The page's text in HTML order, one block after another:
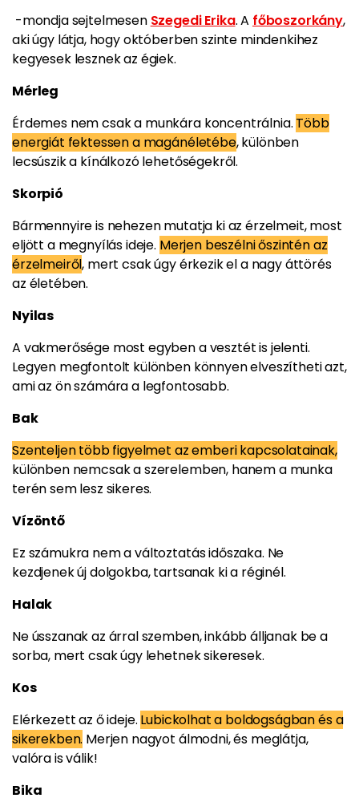
-mondja sejtelmesen Szegedi Erika. A főboszorkány,
aki úgy látja, hogy októberben szinte mindenkihez
kegyesek lesznek az égiek.
Mérleg
Érdemes nem csak a munkára koncentrálnia. Több
energiát fektessen a magánéletébe, különben
lecsúszik a kínálkozó lehetőségekről.
Skorpió
Bármennyire is nehezen mutatja ki az érzelmeit, most
eljött a megnyílás ideje. Merjen beszélni őszintén az
érzelmeiről, mert csak úgy érkezik el a nagy áttörés
az életében.
Nyilas
A vakmerősége most egyben a vesztét is jelenti.
Legyen megfontolt különben könnyen elveszítheti azt,
ami az ön számára a legfontosabb.
Bak
Szenteljen több figyelmet az emberi kapcsolatainak,
különben nemcsak a szerelemben, hanem a munka
terén sem lesz sikeres.
Vízöntő
Ez számukra nem a változtatás időszaka. Ne
kezdjenek új dolgokba, tartsanak ki a réginél.
Halak
Ne ússzanak az árral szemben, inkább álljanak be a
sorba, mert csak úgy lehetnek sikeresek.
Kos
Elérkezett az ő ideje. Lubickolhat a boldogságban és a
sikerekben. Merjen nagyot álmodni, és meglátja,
valóra is válik!
Bika